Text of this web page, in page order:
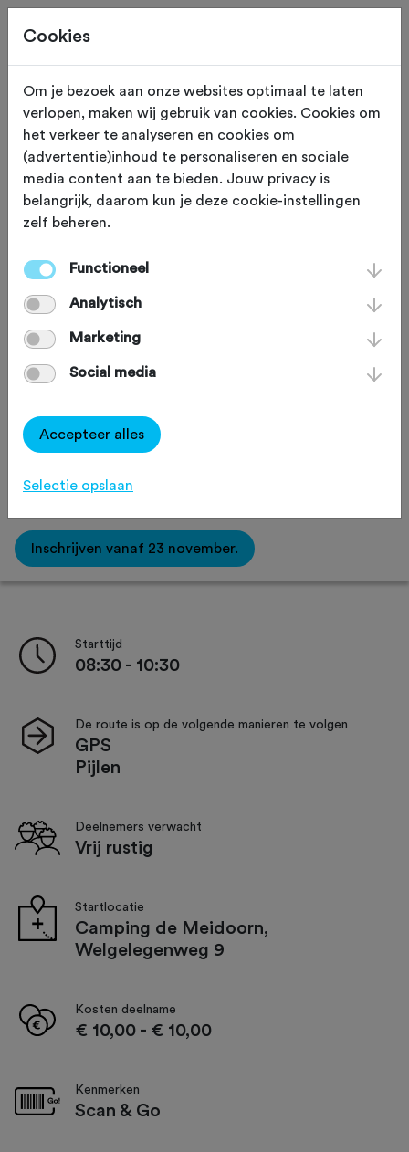
ZATERDAG 12 DEC Stroe (Gelderland)
Oliebollentocht MTB
2026
Mountainbike
Favoriet
Omgeving
Inschrijven vanaf 23 november.
Starttijd
08:30 - 10:30
De route is op de volgende manieren te volgen
GPS
Pijlen
Deelnemers verwacht
Vrij rustig
Startlocatie
Camping de Meidoorn,
Welgelegenweg 9
Kosten deelname
€ 10,00 - € 10,00
Kenmerken
Scan & Go
Cookies
Om je bezoek aan onze websites optimaal te laten
verlopen, maken wij gebruik van cookies. Cookies om
het verkeer te analyseren en cookies om
(advertentie)inhoud te personaliseren en sociale
media content aan te bieden. Jouw privacy is
belangrijk, daarom kun je deze cookie-instellingen
zelf beheren.
Functioneel
Analytisch
Marketing
Social media
Accepteer alles
Selectie opslaan